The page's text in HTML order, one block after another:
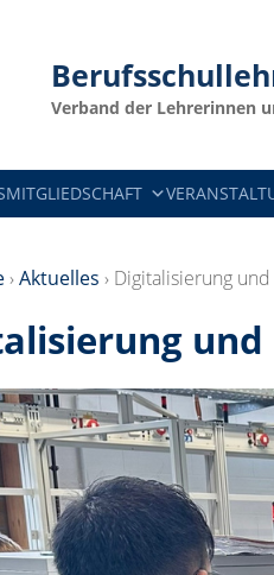
Verband der Lehrerinnen
MITGLIEDSCHAFT
›Aktuelles › Digitalisierung und
und